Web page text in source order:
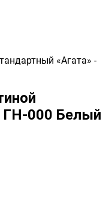
«Агата» -
ГН-000 Белый